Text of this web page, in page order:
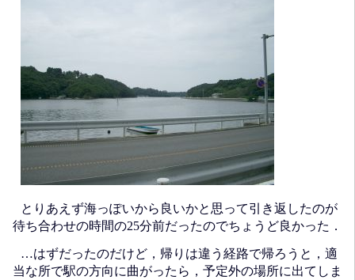
とりあえず海っぽいから良いかと思って引き返したのが
待ち合わせの時間の25分前だったのでちょうど良かった．
…はずだったのだけど，帰りは違う経路で帰ろうと，適
当な所で駅の方向に曲がったら，予定外の場所に出てしま